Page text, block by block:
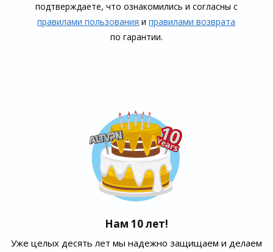
подтверждаете, что озна­комились и согласны с
правилами пользования иправилами воз­врата
по гарантии.
Нам 10 лет!
Уже целых десять лет мы надежно защищаем и делаем